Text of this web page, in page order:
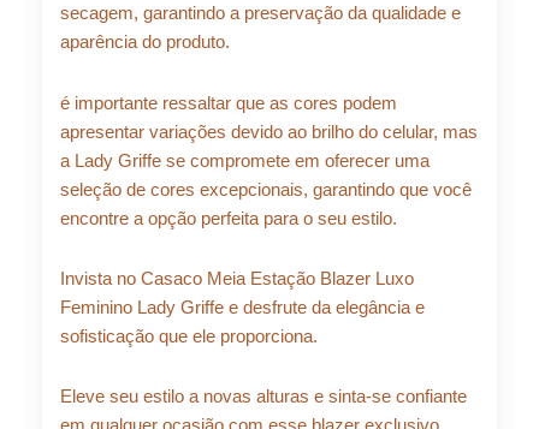
secagem, garantindo a preservação da qualidade e
aparência do produto.
é importante ressaltar que as cores podem
apresentar variações devido ao brilho do celular, mas
a Lady Griffe se compromete em oferecer uma
seleção de cores excepcionais, garantindo que você
encontre a opção perfeita para o seu estilo.
Invista no Casaco Meia Estação Blazer Luxo
Feminino Lady Griffe e desfrute da elegância e
sofisticação que ele proporciona.
Eleve seu estilo a novas alturas e sinta-se confiante